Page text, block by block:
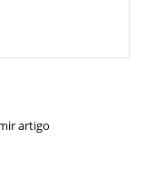
artigo